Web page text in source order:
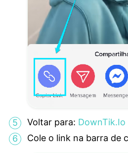
Voltar para: DownTik.Io
Cole o link na barra de